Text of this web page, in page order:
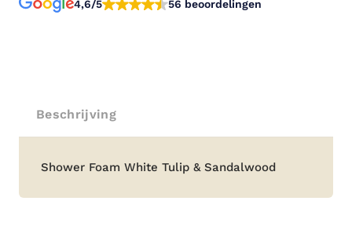
4,6/5 56 beoordelingen
Beschrijving
Beschrijving
Shower Foam White Tulip & Sandalwood